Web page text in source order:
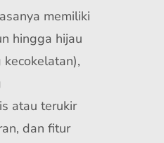
memiliki
hingga hijau
atau terukir
dan fitur